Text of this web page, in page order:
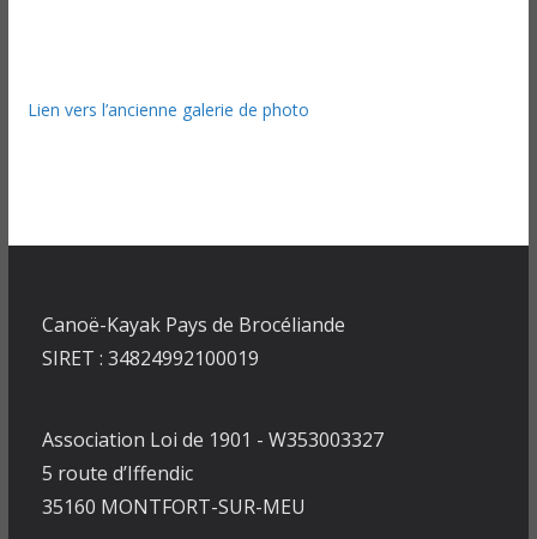
Lien vers l’ancienne galerie de photo
Canoë-Kayak Pays de Brocéliande
SIRET : 34824992100019
Association Loi de 1901 - W353003327
5 route d’Iffendic
35160 MONTFORT-SUR-MEU